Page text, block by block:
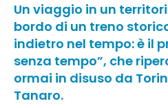
Un viaggio in un
bordo di un treno
indietro nel tempo: è il
senza tempo”, che
ormai in disuso da
Tanaro.